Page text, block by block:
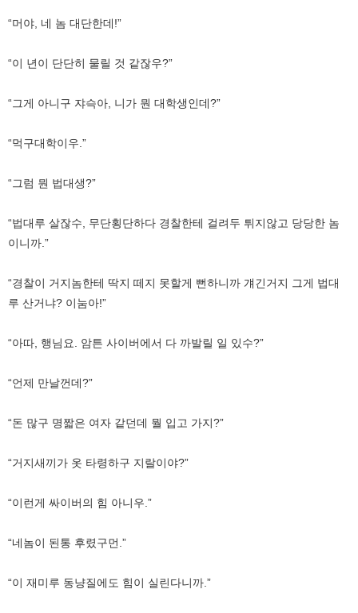
“머야, 네 놈 대단한데!”
“이 년이 단단히 물릴 것 같잖우?”
“그게 아니구 쟈슥아, 니가 뭔 대학생인데?”
“먹구대학이우.”
“그럼 뭔 법대생?”
“법대루 살잖수, 무단횡단하다 경찰한테 걸려두 튀지않고 당당한 놈
이니까.”
“경찰이 거지놈한테 딱지 떼지 못할게 뻔하니까 걔긴거지 그게 법대
루 산거냐? 이눔아!”
“아따, 행님요. 암튼 사이버에서 다 까발릴 일 있수?”
“언제 만날껀데?”
“돈 많구 명짧은 여자 같던데 뭘 입고 가지?”
“거지새끼가 옷 타령하구 지랄이야?”
“이런게 싸이버의 힘 아니우.”
“네놈이 된통 후렸구먼.”
“이 재미루 동냥질에도 힘이 실린다니까.”